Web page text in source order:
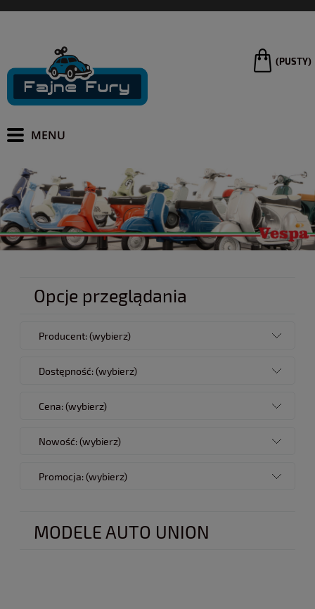
(PUSTY)
Opcje przeglądania
Producent: (wybierz)
Dostępność: (wybierz)
Cena: (wybierz)
Nowość: (wybierz)
Promocja: (wybierz)
MODELE AUTO UNION